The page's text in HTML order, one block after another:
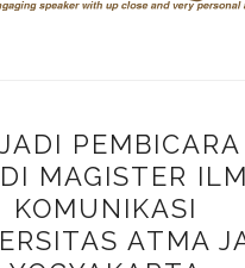
MAGISTER
KOMUNIKASI
ATMA